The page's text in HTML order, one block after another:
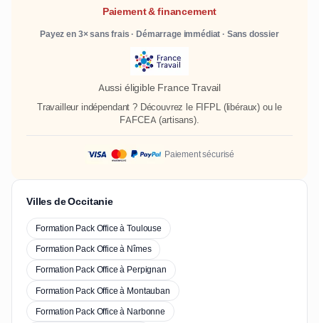
Paiement & financement
Payez en 3× sans frais · Démarrage immédiat · Sans dossier
Aussi éligible France Travail
Travailleur indépendant ? Découvrez le FIFPL(libéraux) ou le
FAFCEA (artisans).
Paiement sécurisé
Villes de Occitanie
Formation Pack Office à Toulouse
Formation Pack Office à Nîmes
Formation Pack Office à Perpignan
Formation Pack Office à Montauban
Formation Pack Office à Narbonne